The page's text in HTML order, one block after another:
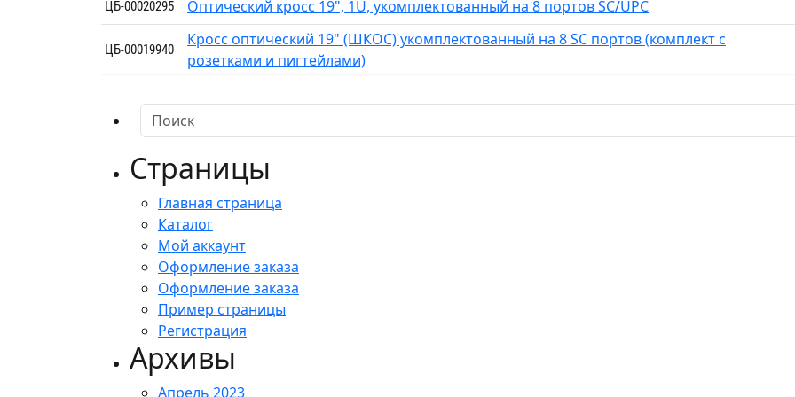
ЦБ-00020295 Оптический кросс 19", 1U, укомплектованный на 8 портов SC/UPC
ЦБ-00019940
Кросс оптический 19" (ШКОС) укомплектованный на 8 SC портов (комплект с
розетками и пигтейлами)
Страницы
Главная страница
Каталог
Мой аккаунт
Оформление заказа
Оформление заказа
Пример страницы
Регистрация
Архивы
Апрель 2023